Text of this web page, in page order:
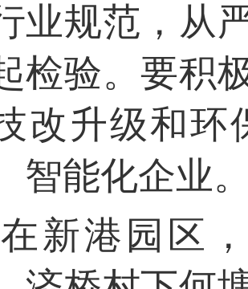
业规范，从
检验。要积
改升级和环
智能化企业
在新港园区